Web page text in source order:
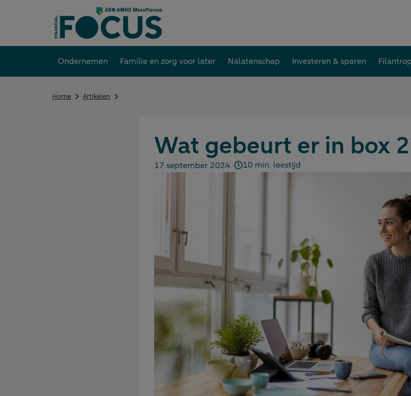
Ondernemen Familie en zorg voor later Nalatenschap Investeren & sparen
Home Artikelen
Wat gebeurt er in box
Gepubliceerd op:
17 september 2024 10 min. leestijd